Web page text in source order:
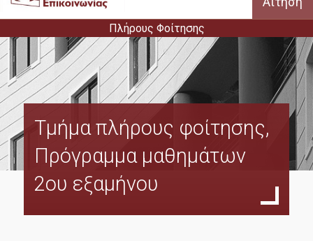
Πρόγραμμα Σπουδών
Διδακτικό προσωπικό
Πλήρους Φοίτησης
Τμήμα πλήρους φοίτησης,
Πρόγραμμα μαθημάτων
2ου εξαμήνου